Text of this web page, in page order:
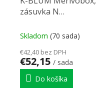
zásuvka N
Inserta
Skladom (70 sada)
€42,40 bez DPH
€52,15 / sada
Do košíka